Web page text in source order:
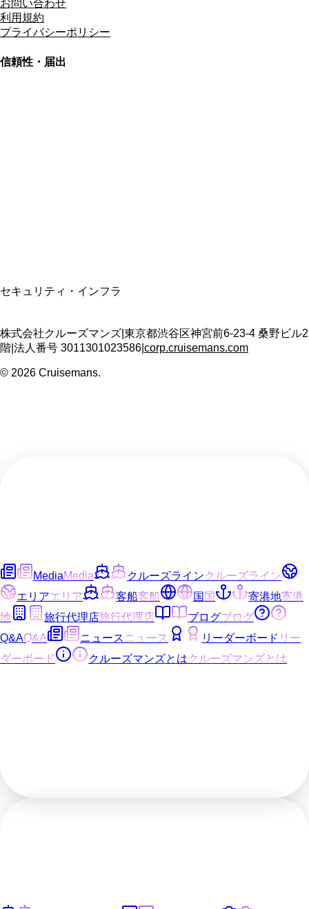
お問い合わせ
利用規約
プライバシーポリシー
信頼性・届出
セキュリティ・インフラ
株式会社クルーズマンズ 東京都渋谷区神宮前6-23-4 桑野ビル2
階 法人番号 3011301023586 corp.cruisemans.com
© 2026 Cruisemans.
MediaMedia クルーズラインクルーズライン
エリアエリア 客船客船 国国 寄港地寄港
地
旅行代理店旅行代理店 ブログブログ
Q&AQ&A ニュース ニュース リーダーボード リー
ダーボード
クルーズマンズとはクルーズマンズとは